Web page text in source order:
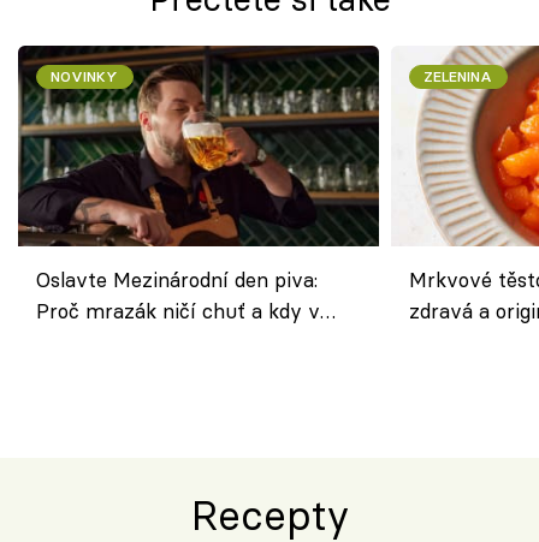
NOVINKY
Oslavte Mezinárodní den piva:
Proč mrazák ničí chuť a kdy v
ZELENINA
Mrkvové
zdravá a
Recepty